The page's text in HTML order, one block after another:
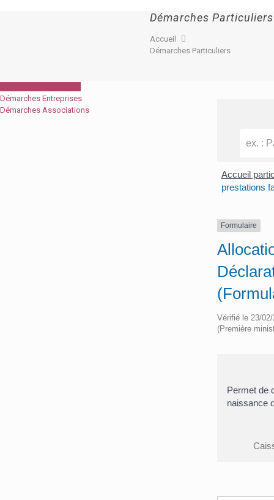
Démarches Particuliers
Accueil
Démarches Particuliers
Accueil
prestations
Formulaire
Vérifié le 23/
(Première
Permet de
naissance
Démarches Entreprises
Démarches Associations